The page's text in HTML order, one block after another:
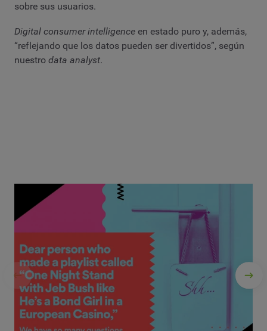
sobre sus usuarios.
Digital consumer intelligence en estado puro y, además,
“reflejando que los datos pueden ser divertidos”, según
nuestro data analyst.